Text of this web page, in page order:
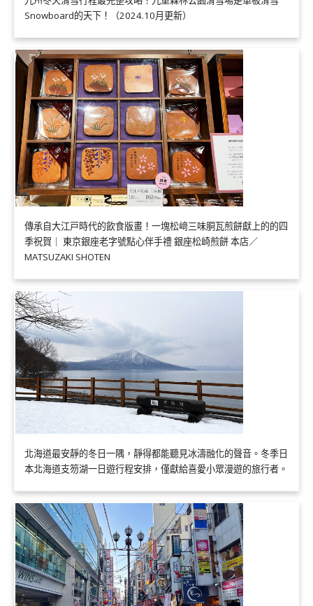
Snowboard的天下！（2024.10月更新）
傳承自大江戸時代的飲食版畫！一塊松﨑三味胴瓦煎餅獻上的的四
季祝賀｜ 東京銀座老字號點心伴手禮 銀座松崎煎餅 本店／
MATSUZAKI SHOTEN
北海道最安靜的冬日一隅，靜得都能聽見冰濤融化的聲音。冬季日
本北海道支笏湖一日遊行程安排，僅獻給喜愛小眾漫遊的旅行者。